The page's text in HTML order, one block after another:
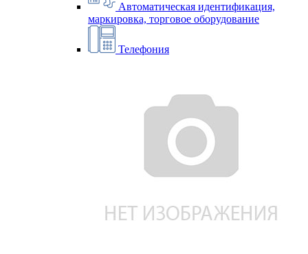
Автоматическая идентификация,
маркировка, торговое оборудование
Телефония